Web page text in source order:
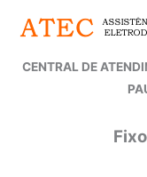
para
conteúdo
CENTRAL DE